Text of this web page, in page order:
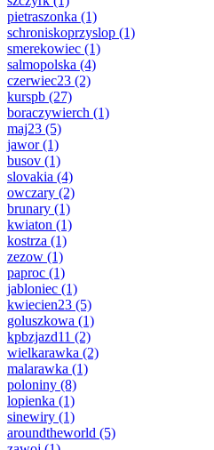
pietraszonka (1)
schroniskoprzyslop (1)
smerekowiec (1)
salmopolska (4)
czerwiec23 (2)
kurspb (27)
boraczywierch (1)
maj23 (5)
jawor(1)
busov (1)
slovakia (4)
owczary (2)
brunary (1)
kwiaton (1)
kostrza (1)
zezow (1)
paproc (1)
jabloniec (1)
kwiecien23 (5)
goluszkowa (1)
kpbzjazd11 (2)
wielkarawka (2)
malarawka (1)
poloniny (8)
lopienka (1)
sinewiry (1)
aroundtheworld (5)